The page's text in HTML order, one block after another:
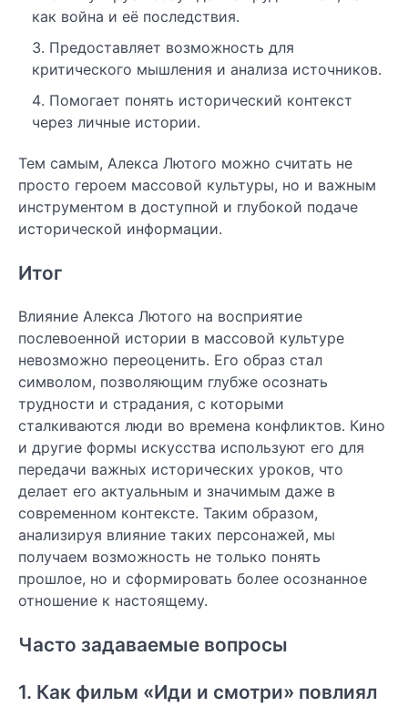
как война и её последствия.
Предоставляет возможность для
критического мышления и анализа источников.
Помогает понять исторический контекст
через личные истории.
Тем самым, Алекса Лютого можно считать не
просто героем массовой культуры, но и важным
инструментом в доступной и глубокой подаче
исторической информации.
Итог
Влияние Алекса Лютого на восприятие
послевоенной истории в массовой культуре
невозможно переоценить. Его образ стал
символом, позволяющим глубже осознать
трудности и страдания, с которыми
сталкиваются люди во времена конфликтов. Кино
и другие формы искусства используют его для
передачи важных исторических уроков, что
делает его актуальным и значимым даже в
современном контексте. Таким образом,
анализируя влияние таких персонажей, мы
получаем возможность не только понять
прошлое, но и сформировать более осознанное
отношение к настоящему.
Часто задаваемые вопросы
1. Как фильм «Иди и смотри» повлиял